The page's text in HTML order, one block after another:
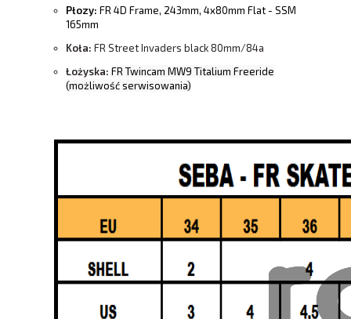
Płozy: FR4D Frame, 243mm, 4x80mm Flat - SSM
165mm
Koła: FR Street Invaders black 80mm/84a
Łożyska: FR Twincam MW9 Titalium Freeride
(możliwość serwisowania)